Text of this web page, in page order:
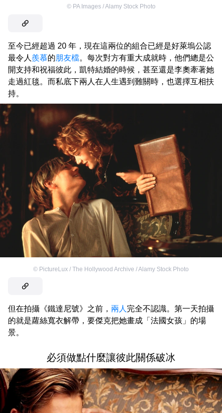
© PA Images / Alamy Stock Photo
至今已經超過 20 年，現在這兩位的組合已經是好萊塢公認
最令人 羨慕的朋友檔。每次對方有重大成就時，他們總是公
開支持和祝福彼此，凱特結婚的時候，甚至還是李奧牽著她
走過紅毯。而私底下兩人在人生遇到難關時，也選擇互相扶
持。
© PictureLux / The Hollywood Archive / Alamy Stock Photo
但在拍攝《鐵達尼號》之前， 兩人 完全不認識。第一天拍攝
的就是蘿絲寬衣解帶，要傑克把她畫成「法國女孩」的場
景。
必須做點什麼讓彼此關係破冰